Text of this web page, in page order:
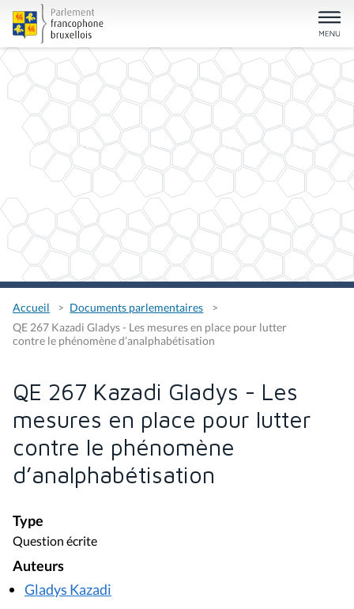
Accueil
Documents parlementaires
QE 267 Kazadi Gladys - Les mesures en place pour lutter
contre le phénomène d’analphabétisation
QE 267 Kazadi Gladys - Les
mesures en place pour lutter
contre le phénomène
d’analphabétisation
Type
Question écrite
Auteurs
Gladys Kazadi